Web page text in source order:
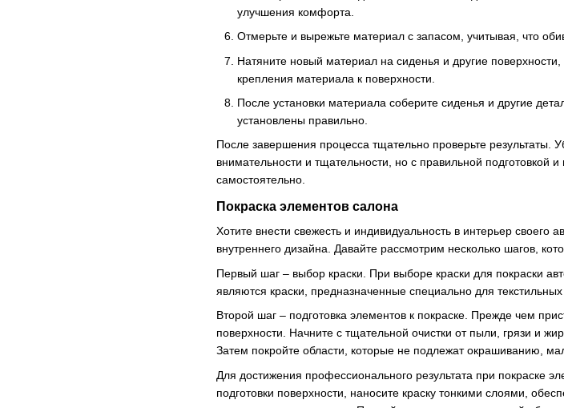
улучшения комфорта.
Отмерьте и вырежьте материал с запасом, учитывая, что
Натяните новый материал на сиденья и другие
крепления материала к поверхности.
После установки материала соберите сиденья и другие
установлены правильно.
После завершения процесса тщательно проверьте результаты.
внимательности и тщательности, но с правильной подготовкой
самостоятельно.
Покраска элементов салона
Хотите внести свежесть и индивидуальность в интерьер
внутреннего дизайна. Давайте рассмотрим несколько шагов,
Первый шаг – выбор краски. При выборе краски для покраски
являются краски, предназначенные специально для
Второй шаг – подготовка элементов к покраске. Прежде чем
поверхности. Начните с тщательной очистки от пыли, грязи и
Затем покройте области, которые не подлежат окрашиванию,
Для достижения профессионального результата при покраске
подготовки поверхности, наносите краску тонкими слоями,